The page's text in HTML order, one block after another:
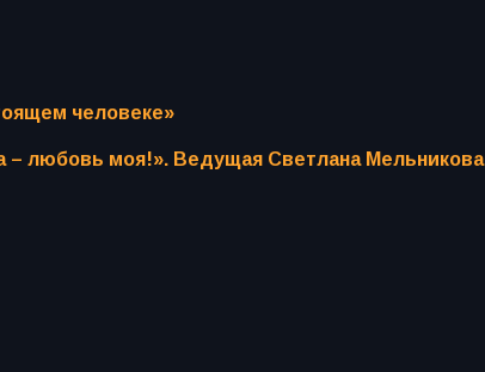
человеке»
любовь моя!». Ведущая Светлана Мельникова